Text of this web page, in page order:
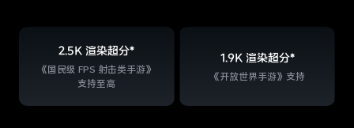
2.5K 渲染超分*
《 国民级 FPS 射击类手游》
支持至高
1.9K 渲染超分*
《开放世界手游》支持